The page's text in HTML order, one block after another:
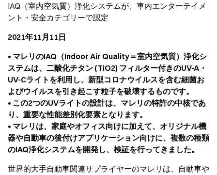
IAQ（室内空気質）浄化システムが、車内エンターテイメ
ント・安全カテゴリーで認定
2021年11月11日
• マレリのIAQ（Indoor Air Quality＝室内空気質）浄化シ
ステムは、二酸化チタン (TiO2) フィルター付きのUV-A・
UV-Cライトを利用し、新型コロナウイルスを含む細菌お
よびウイルスを引き起こす粒子を破壊するものです。
• この2つのUVライトの設計は、マレリの特許の中核であ
り、重要な性能差別化要素となります。
• マレリは、家庭やオフィス向けに加えて、オリジナル機
器や自動車の後付けアプリケーション向けに、複数の種類
のIAQ浄化システムを開発し、検証を行ってきました。
世界的大手自動車関連サプライヤーのマレリは、自動車や